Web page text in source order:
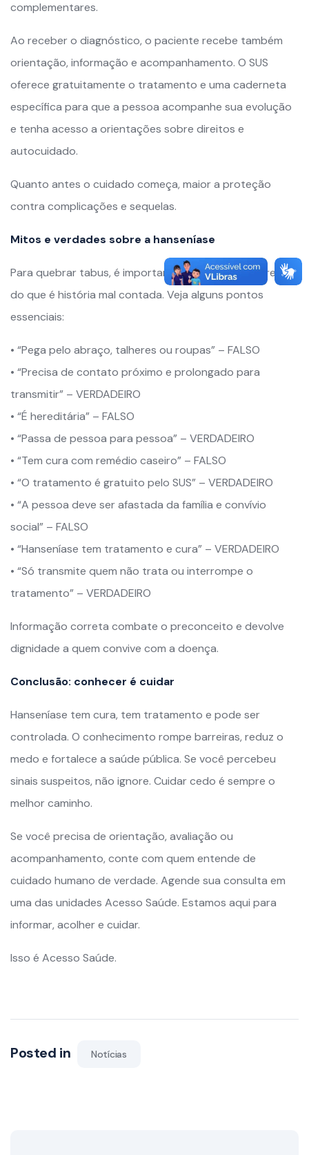
complementares.
Ao receber o diagnóstico, o paciente recebe também
orientação, informação e acompanhamento. O SUS
oferece gratuitamente o tratamento e uma caderneta
específica para que a pessoa acompanhe sua evolução
e tenha acesso a orientações sobre direitos e
autocuidado.
Quanto antes o cuidado começa, maior a proteção
contra complicações e sequelas.
Mitos e verdades sobre a hanseníase
Para quebrar tabus, é importante separar o que é real
do que é história mal contada. Veja alguns pontos
essenciais:
• “Pega pelo abraço, talheres ou roupas” – FALSO
• “Precisa de contato próximo e prolongado para
transmitir” – VERDADEIRO
• “É hereditária” – FALSO
• “Passa de pessoa para pessoa” – VERDADEIRO
• “Tem cura com remédio caseiro” – FALSO
• “O tratamento é gratuito pelo SUS” – VERDADEIRO
• “A pessoa deve ser afastada da família e convívio
social” – FALSO
• “Hanseníase tem tratamento e cura” – VERDADEIRO
• “Só transmite quem não trata ou interrompe o
tratamento” – VERDADEIRO
Informação correta combate o preconceito e devolve
dignidade a quem convive com a doença.
Conclusão: conhecer é cuidar
Hanseníase tem cura, tem tratamento e pode ser
controlada. O conhecimento rompe barreiras, reduz o
medo e fortalece a saúde pública. Se você percebeu
sinais suspeitos, não ignore. Cuidar cedo é sempre o
melhor caminho.
Se você precisa de orientação, avaliação ou
acompanhamento, conte com quem entende de
cuidado humano de verdade. Agende sua consulta em
uma das unidades Acesso Saúde. Estamos aqui para
informar, acolher e cuidar.
Isso é Acesso Saúde.
Posted in Notícias